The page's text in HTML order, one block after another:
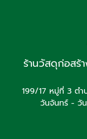
ร้านวัสดุก่อสร้
199/17 หมู่ที่ 3 ตำ
วันจันทร์ - วัน